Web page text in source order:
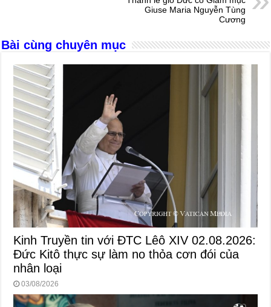
Giuse Maria Nguyễn Tùng
Cương
Bài cùng chuyên mục
Kinh Truyền tin với ĐTC Lêô XIV 02.08.2026:
Đức Kitô thực sự làm no thỏa cơn đói của
nhân loại
03/08/2026